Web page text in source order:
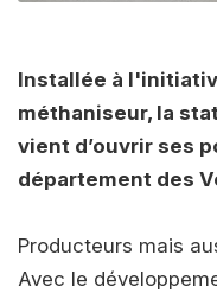
Installée à
méthaniseur, la
vient d’ouvrir ses
département des
Producteurs mais
Avec le